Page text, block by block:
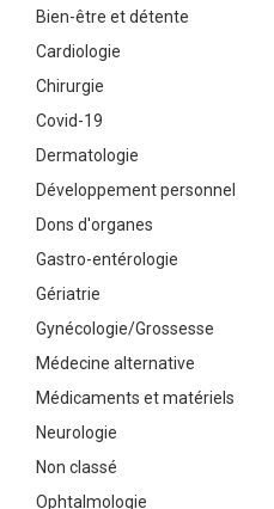
Bien-être et détente
Cardiologie
Chirurgie
Covid-19
Dermatologie
Développement personnel
Dons d'organes
Gastro-entérologie
Gériatrie
Gynécologie/Grossesse
Médecine alternative
Médicaments et matériels
Neurologie
Non classé
Ophtalmologie